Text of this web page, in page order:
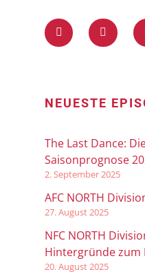
NEUESTE
The Last Dance:
Saisonprognose
2. September 2025
AFC NORTH
27. August 2025
NFC NORTH
Hintergründe zum
20. August 2025